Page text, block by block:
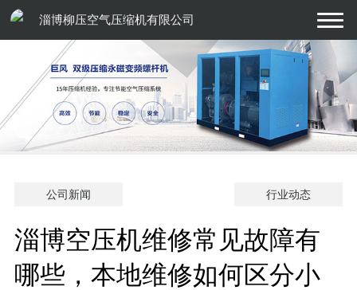
淄博柳压空气压缩机有限公司
公司新闻 行业动态
淄博空压机维修常见故障有
哪些，本地维修如何区分小